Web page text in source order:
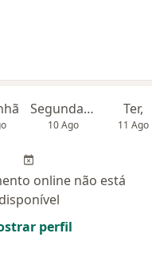
Segunda-feira
10 Ago
Ter,
11 Ago
online não está
disponível
perfil